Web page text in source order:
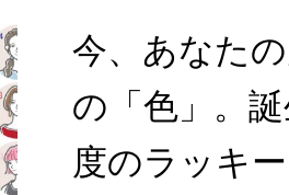
今、あなた
の「色」。
度のラッキ